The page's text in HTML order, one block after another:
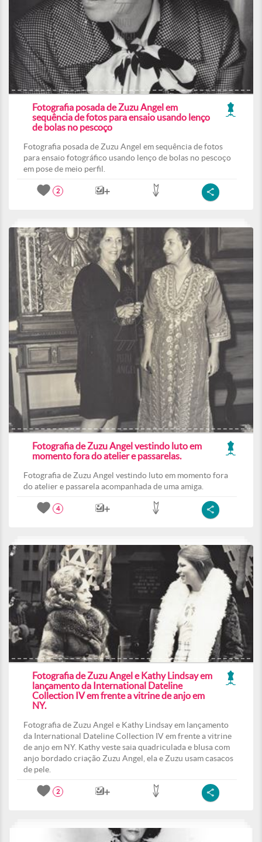
Fotografia posada de Zuzu Angel em
sequência de fotos para ensaio usando lenço
de bolas no pescoço
Fotografia posada de Zuzu Angel em sequência de fotos
para ensaio fotográfico usando lenço de bolas no pescoço
em pose de meio perfil.
2
Fotografia de Zuzu Angel vestindo luto em
momento fora do atelier e passarelas.
Fotografia de Zuzu Angel vestindo luto em momento fora
do atelier e passarela acompanhada de uma amiga.
4
Fotografia de Zuzu Angel e Kathy Lindsay em
lançamento da International Dateline
Collection IV em frente a vitrine de anjo em
NY.
Fotografia de Zuzu Angel e Kathy Lindsay em lançamento
da International Dateline Collection IV em frente a vitrine
de anjo em NY. Kathy veste saia quadriculada e blusa com
anjo bordado criação Zuzu Angel, ela e Zuzu usam casacos
de pele.
2